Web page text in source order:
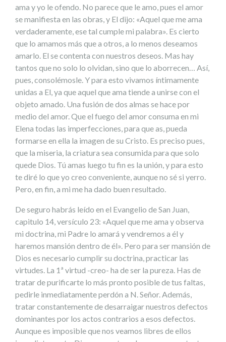
ama y yo le ofendo. No parece que le amo, pues el amor
se manifiesta en las obras, y El dijo: «Aquel que me ama
verdaderamente, ese tal cumple mi palabra». Es cierto
que lo amamos más que a otros, a lo menos deseamos
amarlo. El se contenta con nuestros deseos. Mas hay
tantos que no solo lo olvidan, sino que lo aborrecen… Así,
pues, consolémosle. Y para esto vivamos íntimamente
unidas a El, ya que aquel que ama tiende a unirse con el
objeto amado. Una fusión de dos almas se hace por
medio del amor. Que el fuego del amor consuma en mi
Elena todas las imperfecciones, para que as, pueda
formarse en ella la imagen de su Cristo. Es preciso pues,
que la miseria, la criatura sea consumida para que solo
quede Dios. Tú amas luego tu fin es la unión, y para esto
te diré lo que yo creo conveniente, aunque no sé si yerro.
Pero, en fin, a mi me ha dado buen resultado.
De seguro habrás leído en el Evangelio de San Juan,
capitulo 14, versículo 23: «Aquel que me ama y observa
mi doctrina, mi Padre lo amará y vendremos a él y
haremos mansión dentro de él». Pero para ser mansión de
Dios es necesario cumplir su doctrina, practicar las
virtudes. La 1ª virtud -creo- ha de ser la pureza. Has de
tratar de purificarte lo más pronto posible de tus faltas,
pedirle inmediatamente perdón a N. Señor. Además,
tratar constantemente de desarraigar nuestros defectos
dominantes por los actos contrarios a esos defectos.
Aunque es imposible que nos veamos libres de ellos